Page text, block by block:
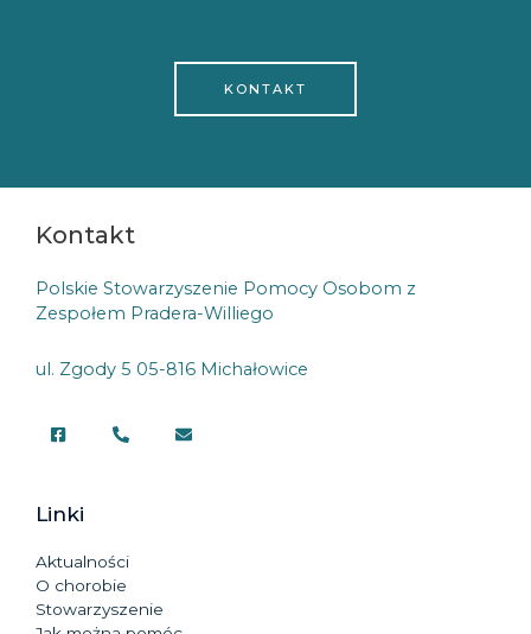
KONTAKT
Kontakt
Polskie Stowarzyszenie Pomocy Osobom z
Zespołem Pradera-Williego
ul. Zgody 5 05-816 Michałowice
Linki
Aktualności
O chorobie
Stowarzyszenie